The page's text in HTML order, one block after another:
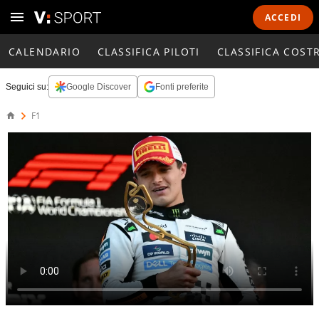
ACCEDI
CALENDARIO CLASSIFICA PILOTI CLASSIFICA
Seguici su: Google Discover Fonti preferite
F1